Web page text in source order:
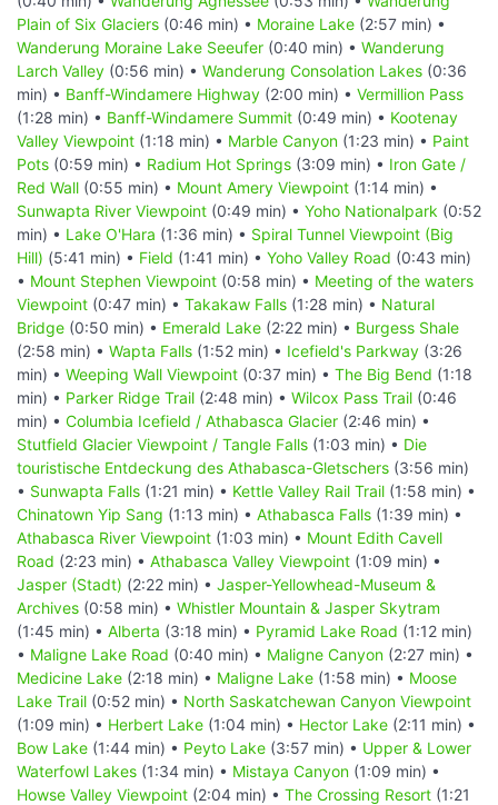
Plain of Six Glaciers (0:46 min) • Moraine Lake (2:57 min) •
Wanderung Moraine Lake Seeufer (0:40 min) • Wanderung
Larch Valley (0:56 min) • Wanderung Consolation Lakes (0:36
min) • Banff-Windamere Highway (2:00 min) • Vermillion Pass
(1:28 min) • Banff-Windamere Summit (0:49 min) • Kootenay
Valley Viewpoint (1:18 min) • Marble Canyon (1:23 min) • Paint
Pots (0:59 min) • Radium Hot Springs (3:09 min) • Iron Gate /
Red Wall (0:55 min) • Mount Amery Viewpoint (1:14 min) •
Sunwapta River Viewpoint (0:49 min) • Yoho Nationalpark (0:52
min) • Lake O'Hara (1:36 min) • Spiral Tunnel Viewpoint (Big
Hill) (5:41 min) • Field (1:41 min) • Yoho Valley Road (0:43 min)
• Mount Stephen Viewpoint (0:58 min) • Meeting of the waters
Viewpoint (0:47 min) • Takakaw Falls (1:28 min) • Natural
Bridge (0:50 min) • Emerald Lake (2:22 min) • Burgess Shale
(2:58 min) • Wapta Falls (1:52 min) • Icefield's Parkway (3:26
min) • Weeping Wall Viewpoint (0:37 min) • The Big Bend (1:18
min) • Parker Ridge Trail (2:48 min) • Wilcox Pass Trail (0:46
min) • Columbia Icefield / Athabasca Glacier (2:46 min) •
Stutfield Glacier Viewpoint / Tangle Falls (1:03 min) • Die
touristische Entdeckung des Athabasca-Gletschers (3:56 min)
• Sunwapta Falls (1:21 min) • Kettle Valley Rail Trail (1:58 min) •
Chinatown Yip Sang (1:13 min) • Athabasca Falls (1:39 min) •
Athabasca River Viewpoint (1:03 min) • Mount Edith Cavell
Road (2:23 min) • Athabasca Valley Viewpoint (1:09 min) •
Jasper (Stadt) (2:22 min) • Jasper-Yellowhead-Museum &
Archives (0:58 min) • Whistler Mountain & Jasper Skytram
(1:45 min) • Alberta (3:18 min) • Pyramid Lake Road (1:12 min)
• Maligne Lake Road (0:40 min) • Maligne Canyon (2:27 min) •
Medicine Lake (2:18 min) • Maligne Lake (1:58 min) • Moose
Lake Trail (0:52 min) • North Saskatchewan Canyon Viewpoint
(1:09 min) • Herbert Lake (1:04 min) • Hector Lake (2:11 min) •
Bow Lake (1:44 min) • Peyto Lake (3:57 min) • Upper & Lower
Waterfowl Lakes (1:34 min) • Mistaya Canyon (1:09 min) •
Howse Valley Viewpoint (2:04 min) • The Crossing Resort (1:21